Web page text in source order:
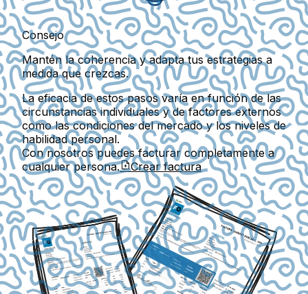
Consejo
Mantén la coherencia y adapta tus estrategias a
medida que crezcas.
La eficacia de estos pasos varía en función de las
circunstancias individuales y de factores externos
como las condiciones del mercado y los niveles de
habilidad personal.
Con nosotros puedes facturar completamente a
cualquier persona.
Crear factura